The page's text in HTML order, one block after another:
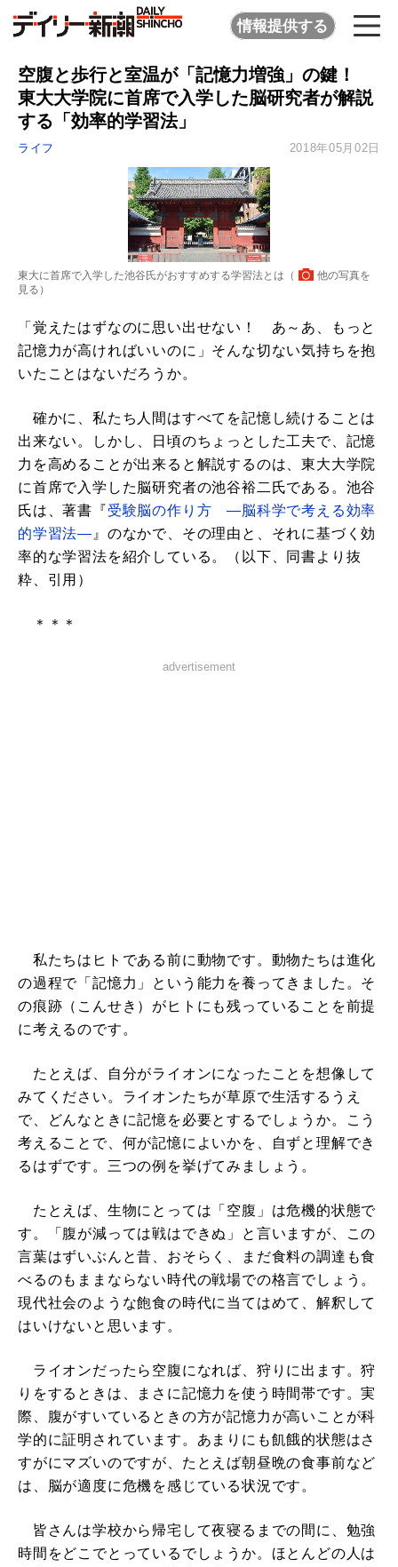
情報提供する
空腹と歩行と室温が「記憶力増強」の鍵！
東大大学院に首席で入学した脳研究者が解説
する「効率的学習法」
ライフ 2018年05月02日
東大に首席で入学した池谷氏がおすすめする学習法とは（
他の写真を
見る ）
「覚えたはずなのに思い出せない！ あ～あ、もっと
記憶力が高ければいいのに」そんな切ない気持ちを抱
いたことはないだろうか。
確かに、私たち人間はすべてを記憶し続けることは
出来ない。しかし、日頃のちょっとした工夫で、記憶
力を高めることが出来ると解説するのは、東大大学院
に首席で入学した脳研究者の池谷裕二氏である。池谷
氏は、著書『受験脳の作り方 ―脳科学で考える効率
的学習法― 』のなかで、その理由と、それに基づく効
率的な学習法を紹介している。（以下、同書より抜
粋、引用）
＊＊＊
advertisement
私たちはヒトである前に動物です。動物たちは進化
の過程で「記憶力」という能力を養ってきました。そ
の痕跡（こんせき）がヒトにも残っていることを前提
に考えるのです。
たとえば、自分がライオンになったことを想像して
みてください。ライオンたちが草原で生活するうえ
で、どんなときに記憶を必要とするでしょうか。こう
考えることで、何が記憶によいかを、自ずと理解でき
るはずです。三つの例を挙げてみましょう。
たとえば、生物にとっては「空腹」は危機的状態で
す。「腹が減っては戦はできぬ」と言いますが、この
言葉はずいぶんと昔、おそらく、まだ食料の調達も食
べるのもままならない時代の戦場での格言でしょう。
現代社会のような飽食の時代に当てはめて、解釈して
はいけないと思います。
ライオンだったら空腹になれば、狩りに出ます。狩
りをするときは、まさに記憶力を使う時間帯です。実
際、腹がすいているときの方が記憶力が高いことが科
学的に証明されています。あまりにも飢餓的状態はさ
すがにマズいのですが、たとえば朝昼晩の食事前など
は、脳が適度に危機を感じている状況です。
皆さんは学校から帰宅して夜寝るまでの間に、勉強
時間をどこでとっているでしょうか。ほとんどの人は